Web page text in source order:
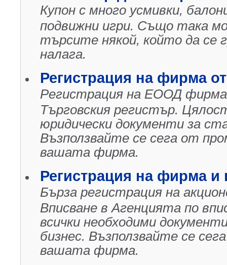
Купон с много усмивки,
подвижни игри. Също така
търсите някой, който да се
налага.
Регистрация на фирма
Регистрация на ЕООД фирма
Търговския регистър.
юридически документи за
Възползвайте се сега от
вашата фирма.
Регистрация на фирма и
Бърза регистрация на
Вписване в Агенцията по
всички необходими
бизнес. Възползвайте се
вашата фирма.